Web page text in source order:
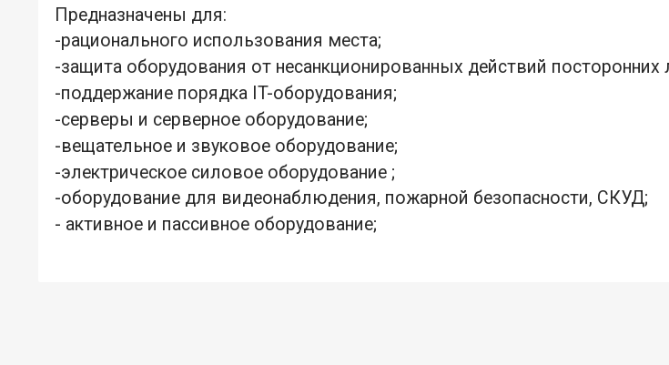
Предназначены для:
-рационального использования места;
-защита оборудования от несанкционированных действий посторонних
-поддержание порядка IT-оборудования;
-серверы и серверное оборудование;
-вещательное и звуковое оборудование;
-электрическое силовое оборудование ;
-оборудование для видеонаблюдения, пожарной безопасности, СКУД;
- активное и пассивное оборудование;